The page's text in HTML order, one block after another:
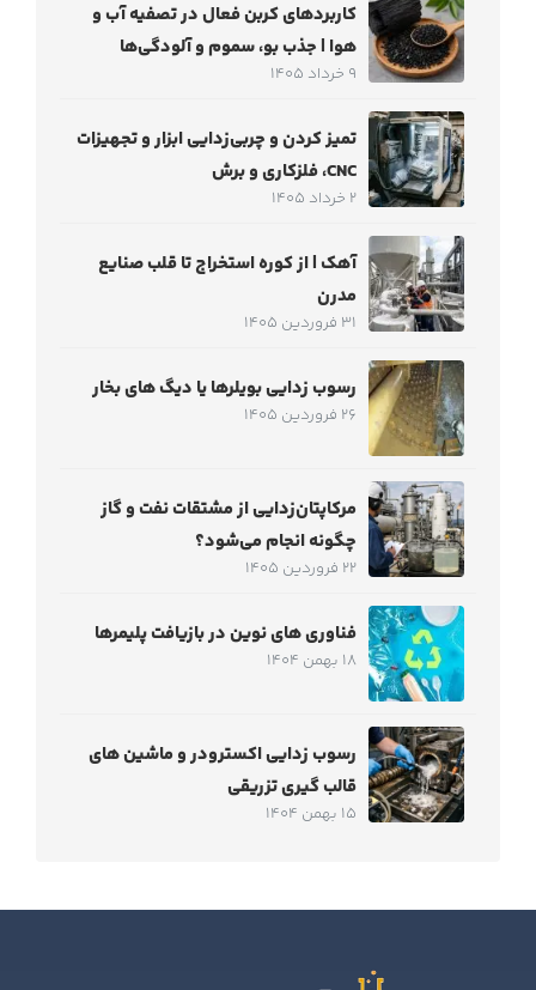
کاربردهای کربن فعال در تصفیه آب و
هوا | جذب بو، سموم و آلودگی‌ها
9 خرداد 1405
تمیز کردن و چربی‌زدایی ابزار و تجهیزات
CNC، فلزکاری و برش
2 خرداد 1405
آهک | از کوره استخراج تا قلب صنایع
مدرن
31 فروردین 1405
رسوب زدایی بویلرها یا دیگ های بخار
26 فروردین 1405
مرکاپتان‌زدایی از مشتقات نفت و گاز
چگونه انجام می‌شود؟
22 فروردین 1405
فناوری های نوین در بازیافت پلیمرها
18 بهمن 1404
رسوب زدایی اکسترودر و ماشین های
قالب گیری تزریقی
15 بهمن 1404